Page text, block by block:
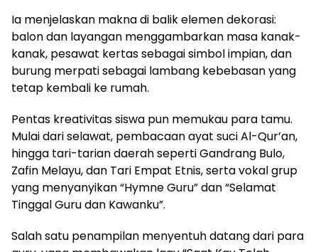
Ia menjelaskan makna di balik elemen dekorasi:
balon dan layangan menggambarkan masa kanak-
kanak, pesawat kertas sebagai simbol impian, dan
burung merpati sebagai lambang kebebasan yang
tetap kembali ke rumah.
Pentas kreativitas siswa pun memukau para tamu.
Mulai dari selawat, pembacaan ayat suci Al-Qur’an,
hingga tari-tarian daerah seperti Gandrang Bulo,
Zafin Melayu, dan Tari Empat Etnis, serta vokal grup
yang menyanyikan “Hymne Guru” dan “Selamat
Tinggal Guru dan Kawanku”.
Salah satu penampilan menyentuh datang dari para